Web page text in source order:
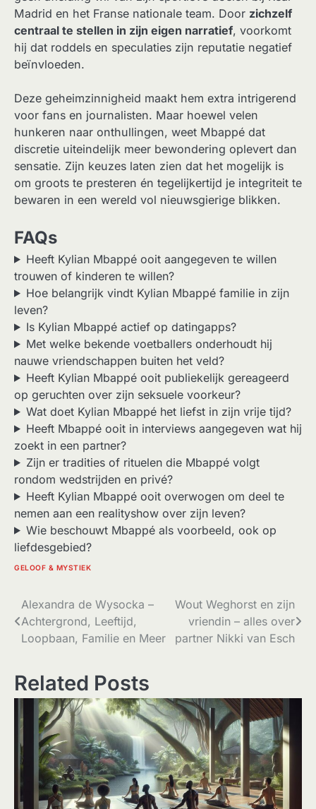
Madrid en het Franse nationale team. Door zichzelf
centraal te stellen in zijn eigen narratief, voorkomt
hij dat roddels en speculaties zijn reputatie negatief
beïnvloeden.
Deze geheimzinnigheid maakt hem extra intrigerend
voor fans en journalisten. Maar hoewel velen
hunkeren naar onthullingen, weet Mbappé dat
discretie uiteindelijk meer bewondering oplevert dan
sensatie. Zijn keuzes laten zien dat het mogelijk is
om groots te presteren én tegelijkertijd je integriteit te
bewaren in een wereld vol nieuwsgierige blikken.
FAQs
Heeft Kylian Mbappé ooit aangegeven te willen
trouwen of kinderen te willen?
Hoe belangrijk vindt Kylian Mbappé familie in zijn
leven?
Is Kylian Mbappé actief op datingapps?
Met welke bekende voetballers onderhoudt hij
nauwe vriendschappen buiten het veld?
Heeft Kylian Mbappé ooit publiekelijk gereageerd
op geruchten over zijn seksuele voorkeur?
Wat doet Kylian Mbappé het liefst in zijn vrije tijd?
Heeft Mbappé ooit in interviews aangegeven wat hij
zoekt in een partner?
Zijn er tradities of rituelen die Mbappé volgt
rondom wedstrijden en privé?
Heeft Kylian Mbappé ooit overwogen om deel te
nemen aan een realityshow over zijn leven?
Wie beschouwt Mbappé als voorbeeld, ook op
liefdesgebied?
GELOOF & MYSTIEK
Bericht
navigatie
Alexandra de Wysocka –
Achtergrond, Leeftijd,
Loopbaan, Familie en Meer
Wout Weghorst en zijn
vriendin – alles over
partner Nikki van Esch
Related Posts